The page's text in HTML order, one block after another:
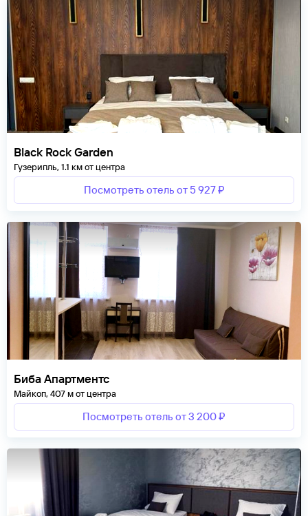
Black Rock Garden
Гузерипль, 1.1 км от центра
Посмотреть отель от 5 927 ₽
Биба Апартментс
Майкоп, 407 м от центра
Посмотреть отель от 3 200 ₽